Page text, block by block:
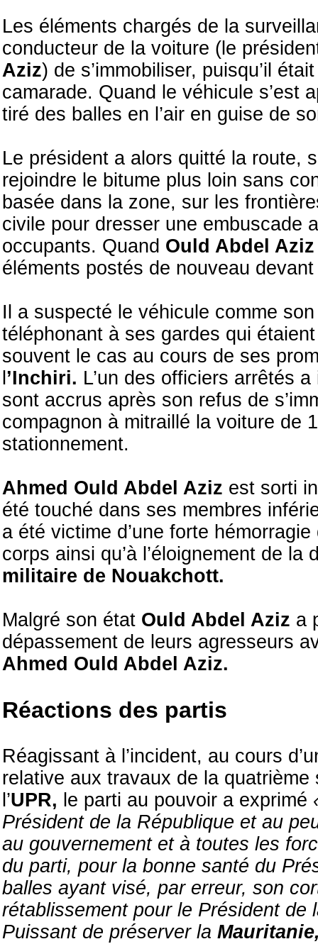
Les éléments chargés de la
conducteur de la voiture (le
Aziz) de s’immobiliser, puisqu’il
camarade. Quand le véhicule s’est
tiré des balles en l’air en guise de
Le président a alors quitté la route,
rejoindre le bitume plus loin sans
basée dans la zone, sur les
civile pour dresser une embuscade
occupants. Quand Ould Abdel
éléments postés de nouveau
Il a suspecté le véhicule comme
téléphonant à ses gardes qui
souvent le cas au cours de ses
’Inchiri. L’un des officiers arrêtés
sont accrus après son refus de
compagnon à mitraillé la voiture de
stationnement.
Ahmed Ould Abdel Aziz est sorti
été touché dans ses membres
a été victime d’une forte
corps ainsi qu’à l’éloignement de
militaire de Nouakchott.
Malgré son état Ould Abdel Aziz a
dépassement de leurs agresseurs
Ahmed Ould Abdel Aziz.
Réactions des partis
Réagissant à l’incident, au cours
relative aux travaux de la
l’UPR, le parti au pouvoir a exprimé
Président de la République et au
au gouvernement et à toutes les
du parti, pour la bonne santé du
balles ayant visé, par erreur, son
rétablissement pour le Président de
Puissant de préserver la